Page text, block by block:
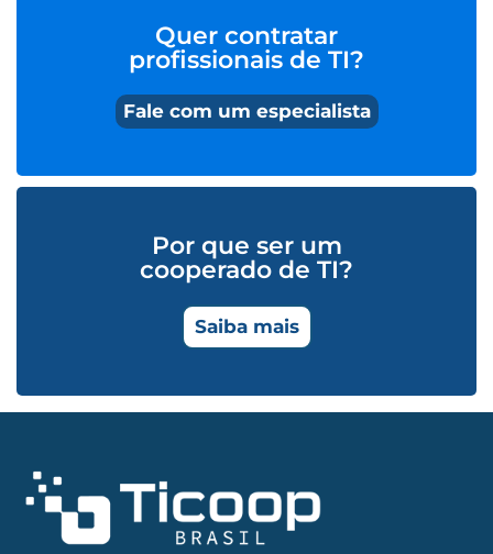
Quer contratar
profissionais de TI?
Fale com um especialista
Por que ser um
cooperado de TI?
Saiba mais